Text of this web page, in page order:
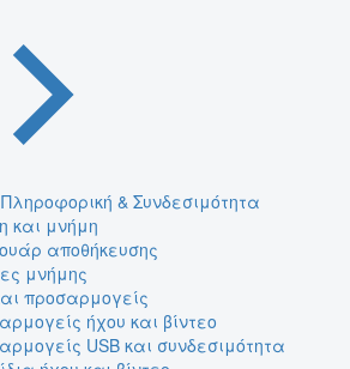
& Συνδεσιμότητα
και μνήμη
αποθήκευσης
μνήμης
προσαρμογείς
ήχου και βίντεο
USB και συνδεσιμότητα